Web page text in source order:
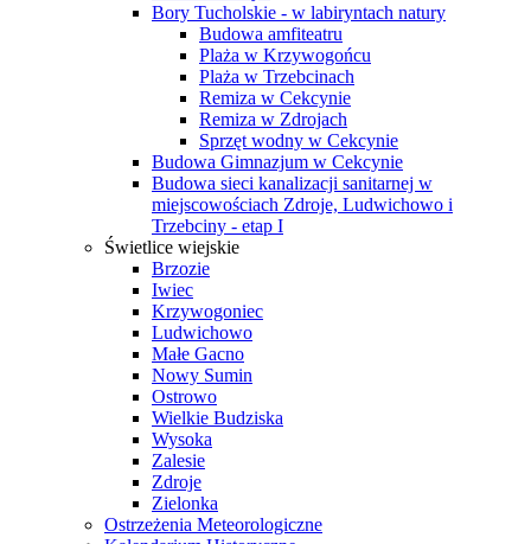
Bory Tucholskie - w labiryntach natury
Budowa amfiteatru
Plaża w Krzywogońcu
Plaża w Trzebcinach
Remiza w Cekcynie
Remiza w Zdrojach
Sprzęt wodny w Cekcynie
Budowa Gimnazjum w Cekcynie
Budowa sieci kanalizacji sanitarnej w
miejscowościach Zdroje, Ludwichowo i
Trzebciny - etap I
Świetlice wiejskie
Brzozie
Iwiec
Krzywogoniec
Ludwichowo
Małe Gacno
Nowy Sumin
Ostrowo
Wielkie Budziska
Wysoka
Zalesie
Zdroje
Zielonka
Ostrzeżenia Meteorologiczne